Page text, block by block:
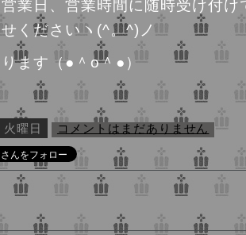
業日、営業時間に随時受け付
くださいヽ(^。^)ノ
ます（●＾o＾●）
曜日 コメントはまだありません